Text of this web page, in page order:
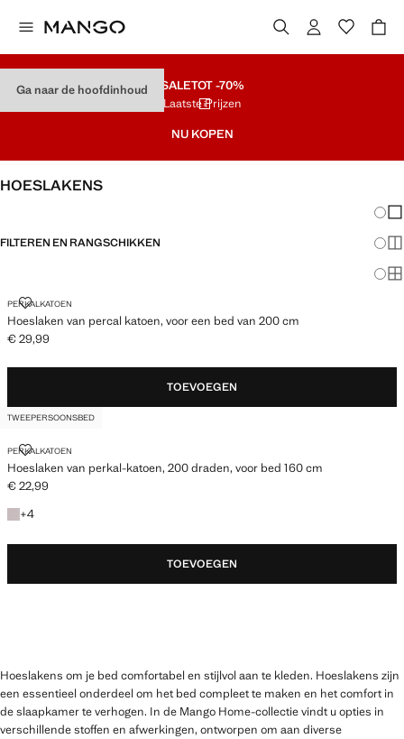
Ga naar de hoofdinhoud SALETOT -70%
Laatste Prijzen
NU KOPEN
HOESLAKENS
FILTEREN EN RANGSCHIKKEN
PERKALKATOEN
Hoeslaken van percal katoen, voor een bed van 200 cm
HOESLAKEN VAN PERCAL KATOEN, VOOR EEN BED VAN 200 CM
Huidige prijs [€ 29,99 ]
€ 29,99
TOEVOEGEN
TWEEPERSOONSBED
PERKALKATOEN
Hoeslaken van perkal-katoen, 200 draden, voor bed 160 cm
HOESLAKEN VAN PERKAL-KATOEN, 200 DRADEN, VOOR BED 160 CM
Huidige prijs [€ 22,99 ]
€ 22,99
+4
+ 4 kleuren
TOEVOEGEN
Hoeslakens om je bed comfortabel en stijlvol aan te kleden. Hoeslakens zijn
een essentieel onderdeel om het bed compleet te maken en het comfort in
de slaapkamer te verhogen. In de Mango Home-collectie vindt u opties in
verschillende stoffen en afwerkingen, ontworpen om aan diverse